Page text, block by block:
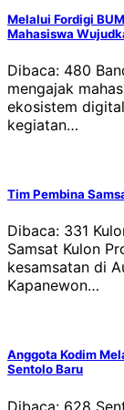
Melalui Fordigi
Mahasiswa
Dibaca: 480
mengajak
ekosistem
kegiatan…
Tim Pembina
Dibaca: 331
Samsat Kulon
kesamsatan di
Kapanewon…
Anggota Kodim
Sentolo Baru
Dibaca: 628